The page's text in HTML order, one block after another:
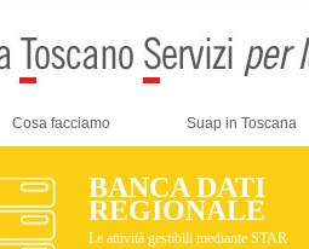
Cosa facciamo Suap in Toscana
BANCA DATI
REGIONALE
Le attività gestibili mediante STAR